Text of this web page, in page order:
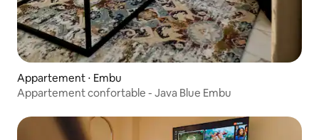
Appartement ⋅ Embu
Appartement confortable - Java Blue Embu